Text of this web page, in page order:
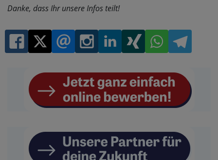
Danke, dass Ihr unsere Infos teilt!